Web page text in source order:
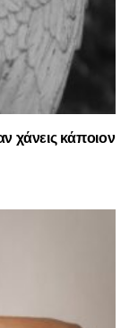
χάνεις κάποιον